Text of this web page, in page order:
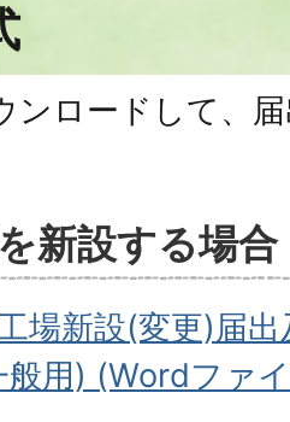
ンロードして、
新設する場合
場新設(変更)届
般用) (Wordファ